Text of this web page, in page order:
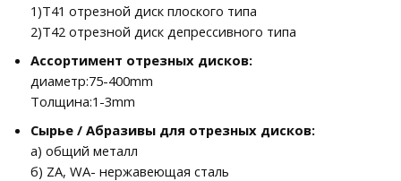
1)T41 отрезной диск плоского типа
2)T42 отрезной диск депрессивного типа
Ассортимент отрезных дисков:
диаметр:75-400mm
Толщина:1-3mm
Сырье / Абразивы для отрезных дисков:
а) общий металл
б) ZA, WA- нержавеющая сталь